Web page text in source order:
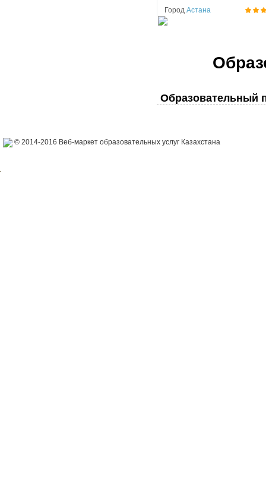
Город Астана
Образовательный
© 2014-2016 Веб-маркет образовательных услуг Казахстана